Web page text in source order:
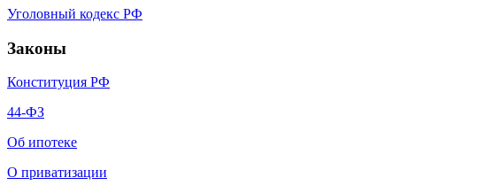
Уголовный кодекс РФ
Законы
Конституция РФ
44-ФЗ
Об ипотеке
О приватизации